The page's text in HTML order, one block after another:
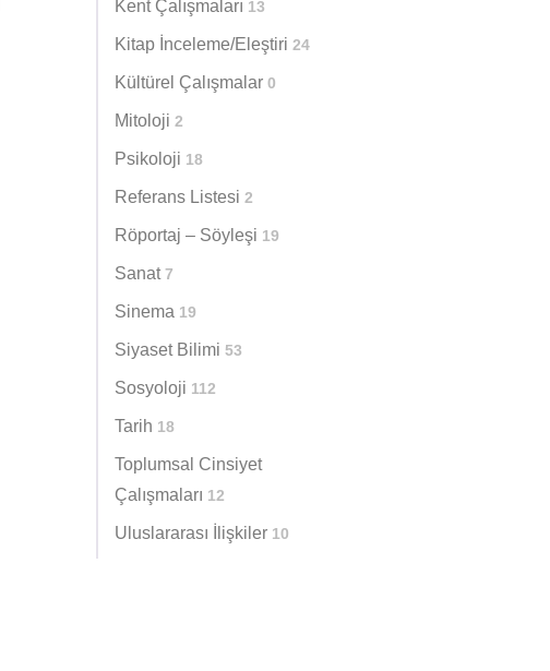
Kent Çalışmaları 13
Kitap İnceleme/Eleştiri 24
Kültürel Çalışmalar 0
Mitoloji 2
Psikoloji 18
Referans Listesi 2
Röportaj – Söyleşi 19
Sanat 7
Sinema 19
Siyaset Bilimi 53
Sosyoloji 112
Tarih 18
Toplumsal Cinsiyet
Çalışmaları 12
Uluslararası İlişkiler 10